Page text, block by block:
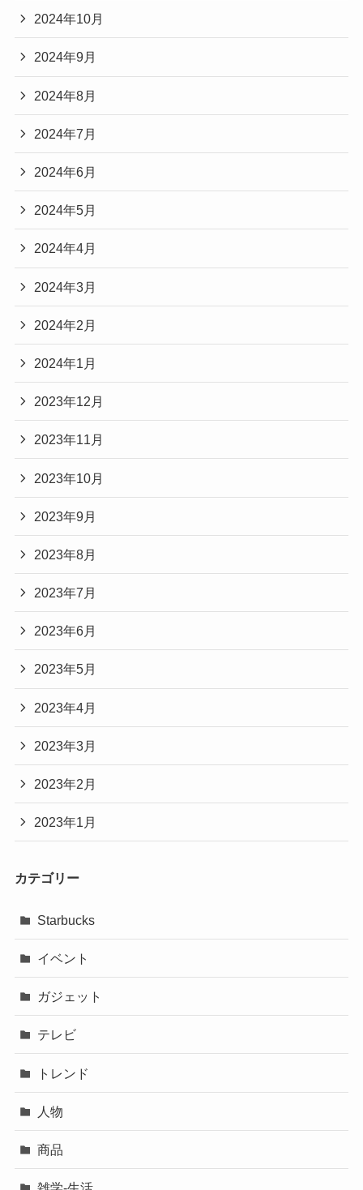
2024年10月
2024年9月
2024年8月
2024年7月
2024年6月
2024年5月
2024年4月
2024年3月
2024年2月
2024年1月
2023年12月
2023年11月
2023年10月
2023年9月
2023年8月
2023年7月
2023年6月
2023年5月
2023年4月
2023年3月
2023年2月
2023年1月
カテゴリー
Starbucks
イベント
ガジェット
テレビ
トレンド
人物
商品